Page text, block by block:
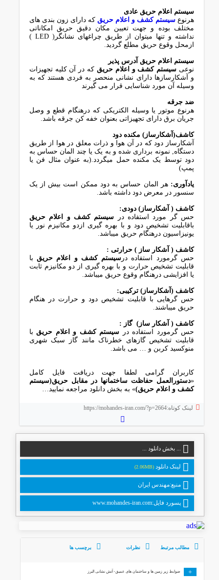
ﺳﯿﺴﺘﻢ اﻋﻼم ﺣﺮﯾﻖ ﻋﺎدی
ﻫﺮﻧﻮع ﺳﯿﺴﺘﻢ ﮐﺸﻒ و اﻋﻼم ﺣﺮﯾﻖ ﮐﻪ دارای زون ﺑﻨﺪی ﻫﺎی
ﻣﺨﺘﻠﻒ ﺑﻮده و ﺟﻬﺖ ﺗﻌﯿﯿﻦ ﻣﮑﺎن دﻗﯿﻖ ﺣﺮﯾﻖ اﻣﮑﺎﻧﺎﺗﯽ
ﻧﺪاﺷﺘﻪ و ﺗﻨﻬﺎ ﻣﯿﺘﻮان از ﻃﺮﯾﻖ ﭼﺮاﻏﻬﺎی ﻧﺸﺎﻧﮕﺮ( LED )
ازﻣﺤﻞ وﻗﻮع ﺣﺮﯾﻖ ﻣﻄﻠﻊ ﮔﺮدﯾﺪ.
ﺳﯿﺴﺘﻢ اﻋﻼم ﺣﺮﯾﻖ آدرس ﭘﺬﯾﺮ
ﻧﻮﻋﯽ ﺳﯿﺴﺘﻢ کشف و اﻋﻼم ﺣﺮﯾﻖ ﮐﻪ در آن ﮐﻠﯿﻪ ﺗﺠﻬﯿﺰات
و آﺷﮑﺎرﺳﺎزﻫﺎ دارای ﻧﺸﺎﻧﯽ ﻣﻨﺤﺼﺮ ﺑﻪ ﻓﺮدی ﻫﺴﺘﻨﺪ ﮐﻪ ﺑﻪ
وﺳﯿﻠﻪ آن ﻣﻮرد ﺷﻨﺎﺳﺎﯾﯽ ﻗﺮار ﻣﯽ ﮔﯿﺮﻧﺪ
ﺿﺪ ﺟﺮﻗﻪ
ﻫﺮﻧﻮع ﻣﻮﺗﻮر ﯾﺎ وﺳﯿﻠﻪ اﻟﮑﺘﺮﯾﮑﯽ ﮐﻪ درﻫﻨﮕﺎم ﻗﻄﻊ و وﺻﻞ
ﺟﺮﯾﺎن ﺑﺮق دارای ﺗﺠﻬﯿﺰاﺗﯽ ﺑﻌﻨﻮان ﺧﻔﻪ ﮐﻦ ﺟﺮﻗﻪ ﺑﺎﺷﺪ.
ﮐﺎﺷﻒ(آﺷﮑﺎرﺳﺎز) ﻣﮑﻨﺪه دود
آﺷﮑﺎرﺳﺎز دود ﮐﻪ در آن ﻫﻮا و ذرات ﻣﻌﻠﻖ در ﻫﻮا از ﻃﺮﯾﻖ
دﺳﺘﮕﺎه, ﻧﻤﻮﻧﻪ ﺑﺮداری ﺷﺪه و ﺑﻪ ﯾﮏ ﯾﺎ ﭼﻨﺪ اﻟﻤﺎن ﺣﺴﺎس ﺑﻪ
دود ﺗﻮﺳﻂ ﯾﮏ ﻣﮑﻨﺪه ﺣﻤﻞ ﻣﯿﮕﺮدد.(ﺑﻪ ﻋﻨﻮان ﻣﺜﺎل ﻓﻦ ﯾﺎ
ﭘﻤﭗ)
ﯾﺎدآوری: ﻫﺮ اﻟﻤﺎن ﺣﺴﺎس ﺑﻪ دود ﻣﻤﮑﻦ اﺳﺖ ﺑﯿﺶ از ﯾﮏ
ﺳﻨﺴﻮر در ﻣﻌﺮض دود داﺷﺘﻪ ﺑﺎﺷﺪ.
ﮐﺎﺷﻒ ( آﺷﮑﺎرﺳﺎز) دودی:
ﺣﺲ ﮔﺮ ﻣﻮرد اﺳﺘﻔﺎده در ﺳﯿﺴﺘﻢ ﮐﺸﻒ و اﻋﻼم ﺣﺮﯾﻖ
ﺑﺎﻗﺎﺑﻠﯿﺖ ﺗﺸﺨﯿﺺ دود و ﺑﺎ ﺑﻬﺮه ﮔﯿﺮی ازدو ﻣﮑﺎﻧﯿﺰم ﻧﻮر ﯾﺎ
ﯾﻮﻧﯿﺰاﺳﯿﻮن درﻫﻨﮕﺎم ﺣﺮﯾﻖ ﻣﯿﺒﺎﺷﺪ.
ﮐﺎﺷﻒ ( آﺷﮑﺎر ﺳﺎز ) حرارتی :
ﺣﺲ ﮔﺮﻣﻮرد اﺳﺘﻔﺎده در ﺳﯿﺴﺘﻢ ﮐﺸﻒ و اﻋﻼم ﺣﺮﯾﻖ ﺑﺎ
ﻗﺎﺑﻠﯿﺖ ﺗﺸﺨﯿﺺ ﺣﺮارت و ﺑﺎ ﺑﻬﺮه ﮔﯿﺮی از دو ﻣﮑﺎﻧﯿﺰم ﺛﺎﺑﺖ
ﯾﺎ اﻓﺰاﯾﺸﯽ درﻫﻨﮕﺎم وﻗﻮع ﺣﺮﯾﻖ ﻣﯿﺒﺎﺷﺪ.
ﮐﺎﺷﻒ (آﺷﮑﺎرﺳﺎز) ﺗﺮﮐﯿﺒﯽ:
ﺣﺲ ﮔﺮﻫﺎﯾﯽ ﺑﺎ ﻗﺎﺑﻠﯿﺖ ﺗﺸﺨﯿﺺ دود و ﺣﺮارت در ﻫﻨﮕﺎم
ﺣﺮﯾﻖ ﻣﯿﺒﺎﺷﻨﺪ.
ﮐﺎﺷﻒ ( آﺷﮑﺎر ﺳﺎز) ﮔﺎز :
ﺣﺲ ﮔﺮﻣﻮرد اﺳﺘﻔﺎده در ﺳﯿﺴﺘﻢ ﮐﺸﻒ و اﻋﻼم ﺣﺮﯾﻖ ﺑﺎ
ﻗﺎﺑﻠﯿﺖ ﺗﺸﺨﯿﺺ ﮔﺎزﻫﺎی ﺧﻄﺮﻧﺎک ﻣﺎﻧﻨﺪ ﮔﺎز ﺳﺒﮏ ﺷﻬﺮی
ﻣﻨﻮﮐﺴﯿﺪ ﮐﺮﺑﻦ و … ﻣﯽ ﺑﺎﺷﺪ.
کاربران گرامی لطفا جهت دریافت فایل کامل
«دﺳﺘﻮراﻟﻌﻤﻞ ﺣﻔﺎﻇﺖ ﺳﺎﺧﺘﻤﺎﻧﻬﺎ در ﻣﻘﺎﺑﻞ ﺣﺮﯾﻖ(سیستم
کشف و اعلام حریق)​» به بخش دانلود مراجعه نمایید…
لینک کوتاه:https://mohandes-iran.com/?p=2664
... بخش دانلود ...
لینک دانلود (2.06MB)
منبع:مهندس ایران
پسورد فایل:www.mohandes-iran.com
مطالب مرتبط نظرات برچسب ها
+ ضوابط زیر زمین ها و ساختمان های عمیق- آتش نشانی البرز